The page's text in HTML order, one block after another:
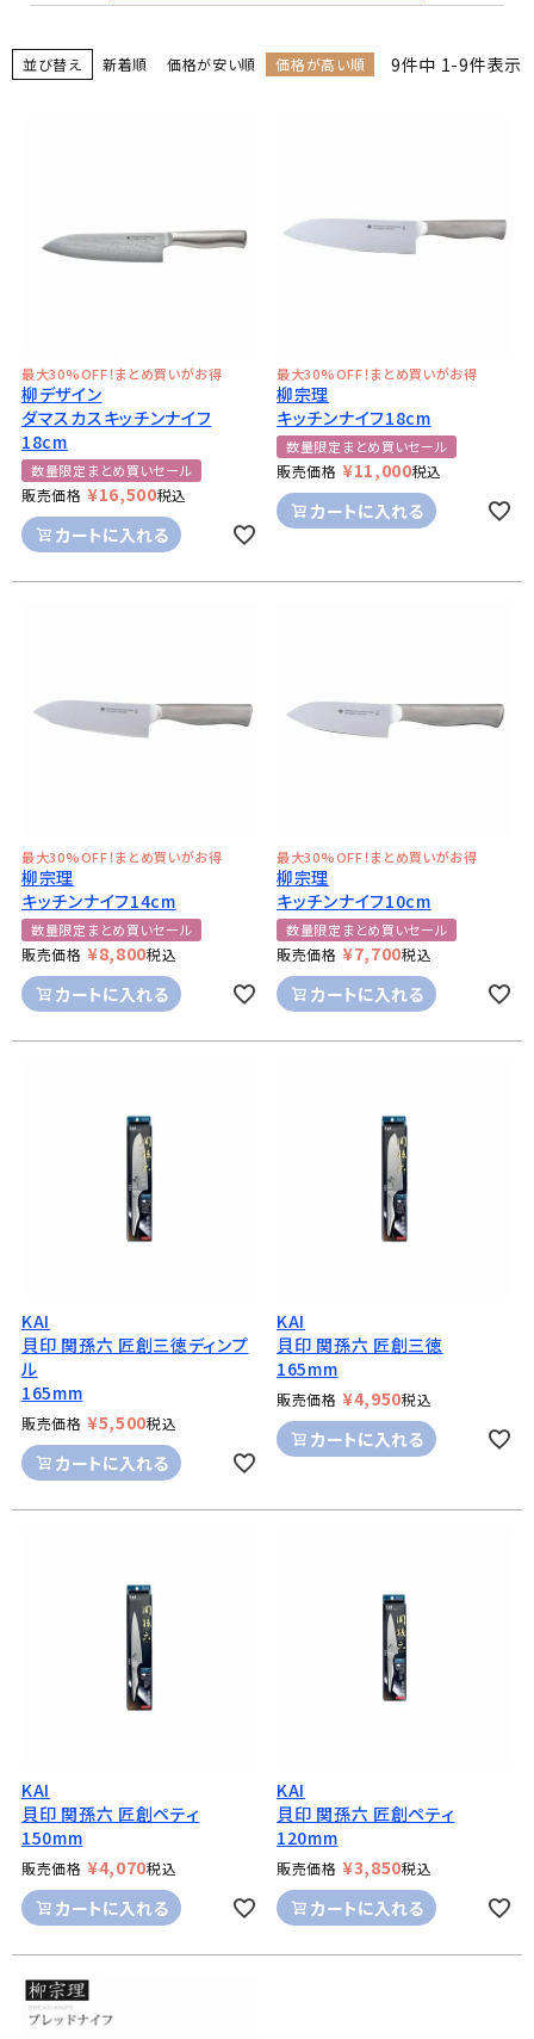
並び替え 新着順 価格が安い順 価格が高い順 9件中 1-9件表示
最大30%OFF！まとめ買いがお得
柳デザイン
ダマスカスキッチンナイフ
18cm
数量限定まとめ買いセール
販売価格 ¥16,500税込
カートに入れる
最大30%OFF！まとめ買いがお得
柳宗理
キッチンナイフ18cm
数量限定まとめ買いセール
販売価格 ¥11,000税込
カートに入れる
最大30%OFF！まとめ買いがお得
柳宗理
キッチンナイフ14cm
数量限定まとめ買いセール
販売価格 ¥8,800税込
カートに入れる
最大30%OFF！まとめ買いがお得
柳宗理
キッチンナイフ10cm
数量限定まとめ買いセール
販売価格 ¥7,700税込
カートに入れる
KAI
貝印 関孫六 匠創三徳ディンプ
ル
165mm
販売価格 ¥5,500税込
カートに入れる
KAI
貝印 関孫六 匠創三徳
165mm
販売価格 ¥4,950税込
カートに入れる
KAI
貝印 関孫六 匠創ペティ
150mm
販売価格 ¥4,070税込
カートに入れる
KAI
貝印 関孫六 匠創ペティ
120mm
販売価格 ¥3,850税込
カートに入れる